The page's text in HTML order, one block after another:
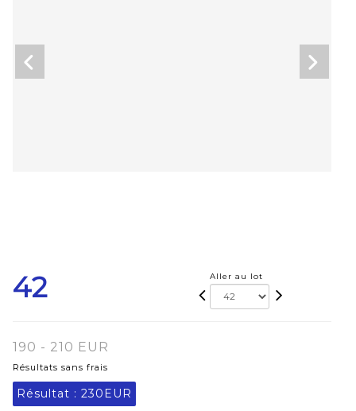
42 Aller au lot
190 - 210 EUR
Résultats sans frais
Résultat : 230EUR